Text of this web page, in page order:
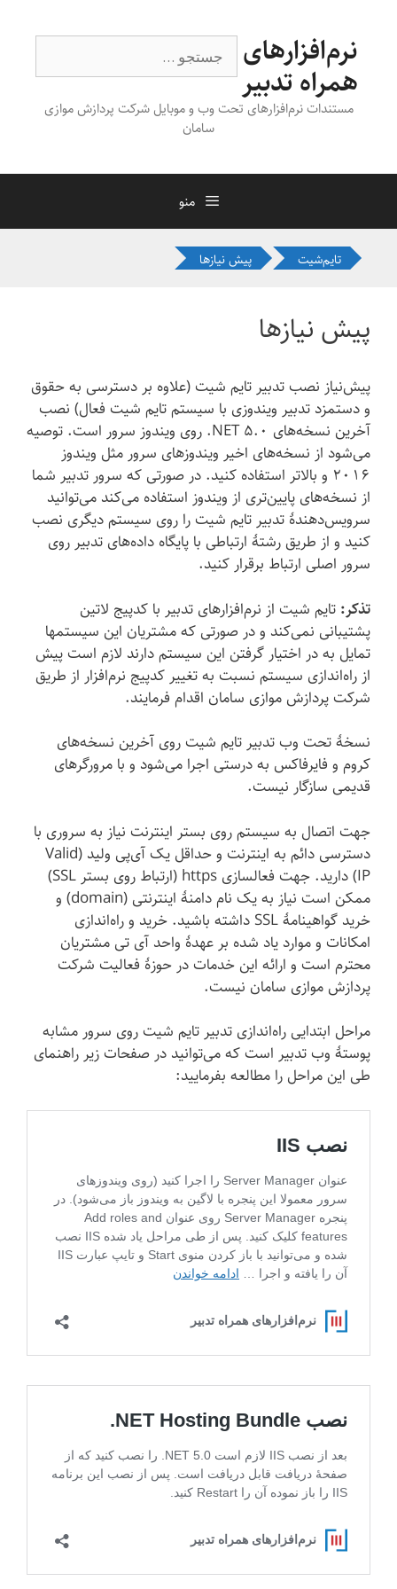
نرم‌افزارهای
همراه تدبیر
مستندات نرم‌افزارهای تحت وب و موبایل شرکت پردازش موازی
سامان
منو
تایم‌شیت پیش نیازها
پیش نیازها
پیش‌نیاز نصب تدبیر تایم شیت (علاوه بر دسترسی به حقوق
و دستمزد تدبیر ویندوزی با سیستم تایم شیت فعال) نصب
آخرین نسخه‌های ‎.NET 5.0‏ روی ویندوز سرور است. توصیه
می‌شود از نسخه‌های اخیر ویندوزهای سرور مثل ویندوز
۲۰۱۶ و بالاتر استفاده کنید. در صورتی که سرور تدبیر شما
از نسخه‌های پایین‌تری از ویندوز استفاده می‌کند می‌توانید
سرویس‌دهندهٔ تدبیر تایم شیت را روی سیستم دیگری نصب
کنید و از طریق رشتهٔ ارتباطی با پایگاه داده‌های تدبیر روی
سرور اصلی ارتباط برقرار کنید.
تذکر: تایم شیت از نرم‌افزارهای تدبیر با کدپیج لاتین
پشتیبانی نمی‌کند و در صورتی که مشتریان این سیستمها
تمایل به در اختیار گرفتن این سیستم دارند لازم است پیش
از راه‌اندازی سیستم نسبت به تغییر کدپیج نرم‌افزار از طریق
شرکت پردازش موازی سامان اقدام فرمایند.
نسخهٔ تحت وب تدبیر تایم شیت روی آخرین نسخه‌های
کروم و فایرفاکس به درستی اجرا می‌شود و با مرورگرهای
قدیمی سازگار نیست.
جهت اتصال به سیستم روی بستر اینترنت نیاز به سروری با
دسترسی دائم به اینترنت و حداقل یک آی‌پی ولید (Valid
IP) دارید. جهت فعالسازی https (ارتباط روی بستر SSL)
ممکن است نیاز به یک نام دامنهٔ اینترنتی (domain) و
خرید گواهینامهٔ SSL داشته باشید. خرید و راه‌اندازی
امکانات و موارد یاد شده بر عهدهٔ واحد آی تی مشتریان
محترم است و ارائه این خدمات در حوزهٔ فعالیت شرکت
پردازش موازی سامان نیست.
مراحل ابتدایی راه‌اندازی تدبیر تایم شیت روی سرور مشابه
پوستهٔ وب تدبیر است که می‌توانید در صفحات زیر راهنمای
طی این مراحل را مطالعه بفرمایید: